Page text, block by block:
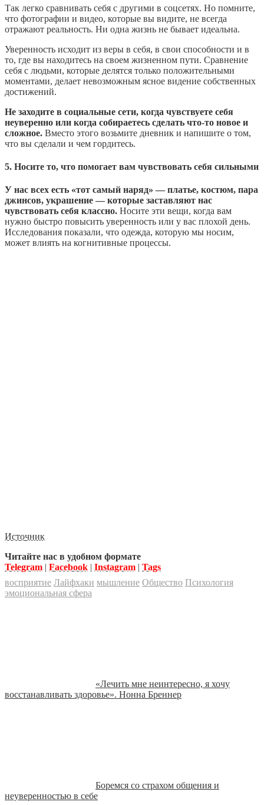
Так легко сравнивать себя с другими в соцсетях. Но помните,
что фотографии и видео, которые вы видите, не всегда
отражают реальность. Ни одна жизнь не бывает идеальна.
Уверенность исходит из веры в себя, в свои способности и в
то, где вы находитесь на своем жизненном пути. Сравнение
себя с людьми, которые делятся только положительными
моментами, делает невозможным ясное видение собственных
достижений.
Не заходите в социальные сети, когда чувствуете себя
неуверенно или когда собираетесь сделать что-то новое и
сложное. Вместо этого возьмите дневник и напишите о том,
что вы сделали и чем гордитесь.
5. Носите то, что помогает вам чувствовать себя сильными
У нас всех есть «тот самый наряд» — платье, костюм, пара
джинсов, украшение — которые заставляют нас
чувствовать себя классно. Носите эти вещи, когда вам
нужно быстро повысить уверенность или у вас плохой день.
Исследования показали, что одежда, которую мы носим,
может влиять на когнитивные процессы.
Источник
Читайте нас в удобном формате
Telegram
Facebook Instagram
Tags
восприятие Лайфхаки мышление Общество Психология
эмоциональная сфера
«Лечить мне неинтересно, я хочу
восстанавливать здоровье». Нонна Бреннер
Боремся со страхом общения и
неуверенностью в себе